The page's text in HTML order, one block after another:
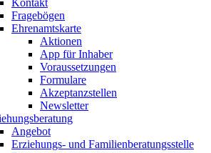
Kontakt
Fragebögen
Ehrenamtskarte
Aktionen
App für Inhaber
Voraussetzungen
Formulare
Akzeptanzstellen
Newsletter
Angebot
Erziehungs- und Familienberatungsstelle